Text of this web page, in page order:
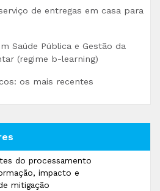
de entregas em casa para
Saúde Pública e Gestão da
(regime b-learning)
os mais recentes
do processamento
impacto e
mitigação